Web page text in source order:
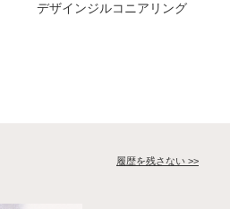
デザインジルコニアリング
履歴を残さない >>